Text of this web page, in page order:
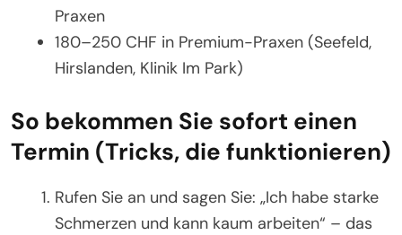
Praxen
180–250 CHF in Premium-Praxen (Seefeld,
Hirslanden, Klinik Im Park)
So bekommen Sie sofort einen
Termin (Tricks, die funktionieren)
Rufen Sie an und sagen Sie: „Ich habe starke
Schmerzen und kann kaum arbeiten“ – das